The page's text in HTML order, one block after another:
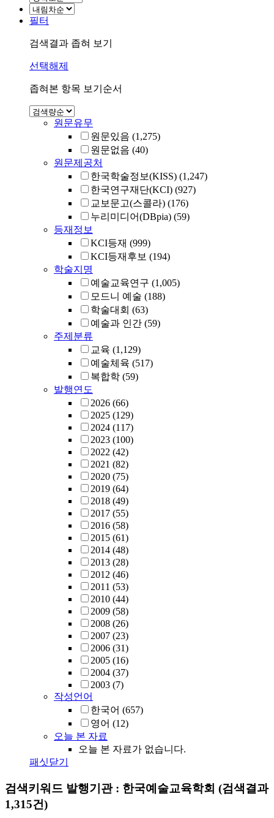
필터
검색결과 좁혀 보기
선택해제
좁혀본 항목 보기순서
원문유무
원문있음 (1,275)
원문없음 (40)
원문제공처
한국학술정보(KISS) (1,247)
한국연구재단(KCI) (927)
교보문고(스콜라) (176)
누리미디어(DBpia) (59)
등재정보
KCI등재 (999)
KCI등재후보 (194)
학술지명
예술교육연구 (1,005)
모드니 예술 (188)
학술대회 (63)
예술과 인간 (59)
주제분류
교육 (1,129)
예술체육 (517)
복합학 (59)
발행연도
2026 (66)
2025 (129)
2024 (117)
2023 (100)
2022 (42)
2021 (82)
2020 (75)
2019 (64)
2018 (49)
2017 (55)
2016 (58)
2015 (61)
2014 (48)
2013 (28)
2012 (46)
2011 (53)
2010 (44)
2009 (58)
2008 (26)
2007 (23)
2006 (31)
2005 (16)
2004 (37)
2003 (7)
작성언어
한국어 (657)
영어 (12)
오늘 본 자료
오늘 본 자료가 없습니다.
패싯닫기
검색키워드 발행기관 : 한국예술교육학회 (검색결과
1,315건)